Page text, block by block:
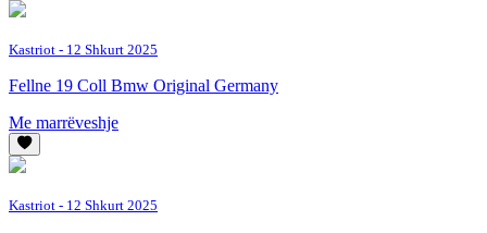
Kastriot - 12 Shkurt 2025
Fellne 19 Coll Bmw Original Germany
Me marrëveshje
Kastriot - 12 Shkurt 2025